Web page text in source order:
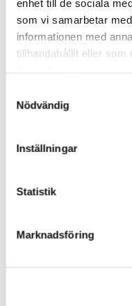
enhet till de sociala
som vi samarbetar
informationen med
tillhandahållit eller som
Nödvändig
Inställningar
Statistik
Marknadsföring
BOOM SVART 60°
E7403848
E7403856
BOOM SVART 60°
BOOM VIT 17°